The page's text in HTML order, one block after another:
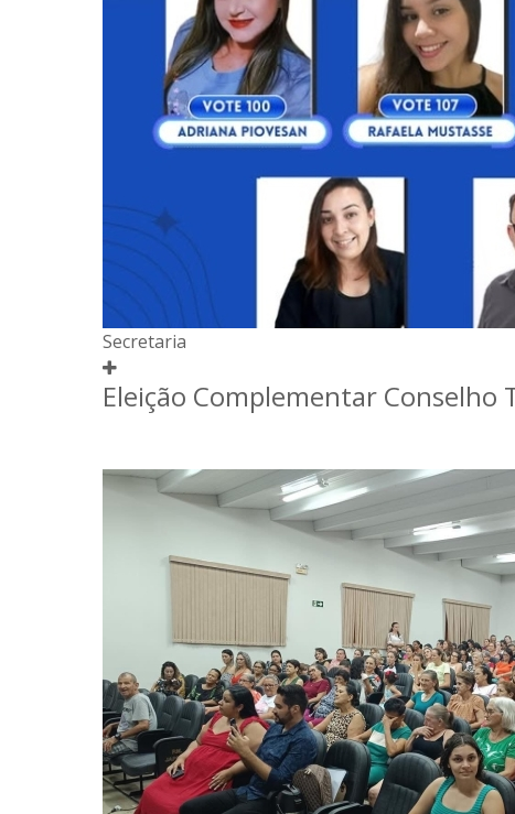
Secretaria
Eleição Complementar Conselho